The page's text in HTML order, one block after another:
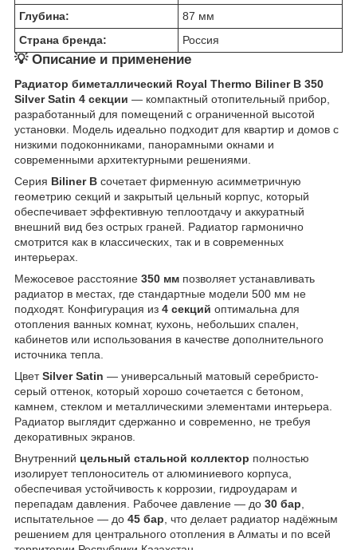
Глубина:
87 мм
Страна бренда:
Россия
💡 Описание и применение
Радиатор биметаллический Royal Thermo Biliner B 350
Silver Satin 4 секции — компактный отопительный прибор,
разработанный для помещений с ограниченной высотой
установки. Модель идеально подходит для квартир и домов с
низкими подоконниками, панорамными окнами и
современными архитектурными решениями.
Серия Biliner B сочетает фирменную асимметричную
геометрию секций и закрытый цельный корпус, который
обеспечивает эффективную теплоотдачу и аккуратный
внешний вид без острых граней. Радиатор гармонично
смотрится как в классических, так и в современных
интерьерах.
Межосевое расстояние 350 мм позволяет устанавливать
радиатор в местах, где стандартные модели 500 мм не
подходят. Конфигурация из 4 секций оптимальна для
отопления ванных комнат, кухонь, небольших спален,
кабинетов или использования в качестве дополнительного
источника тепла.
ЦветSilver Satin — универсальный матовый серебристо-
серый оттенок, который хорошо сочетается с бетоном,
камнем, стеклом и металлическими элементами интерьера.
Радиатор выглядит сдержанно и современно, не требуя
декоративных экранов.
Внутренний цельный стальной коллектор полностью
изолирует теплоноситель от алюминиевого корпуса,
обеспечивая устойчивость к коррозии, гидроударам и
перепадам давления. Рабочее давление — до 30 бар
испытательное — до 45 бар , что делает радиатор надёжным
решением для центрального отопления в Алматы и по всей